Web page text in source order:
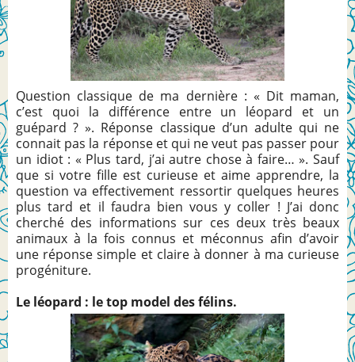
Question classique de ma dernière : « Dit maman,
c’est quoi la différence entre un léopard et un
guépard ? ». Réponse classique d’un adulte qui ne
connait pas la réponse et qui ne veut pas passer pour
un idiot : « Plus tard, j’ai autre chose à faire… ». Sauf
que si votre fille est curieuse et aime apprendre, la
question va effectivement ressortir quelques heures
plus tard et il faudra bien vous y coller ! J’ai donc
cherché des informations sur ces deux très beaux
animaux à la fois connus et méconnus afin d’avoir
une réponse simple et claire à donner à ma curieuse
progéniture.
Le léopard : le top model des félins.